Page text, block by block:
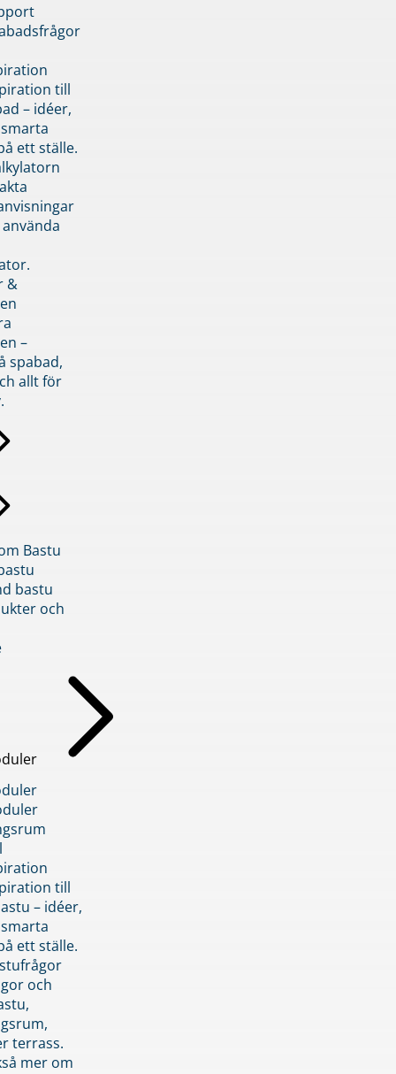
till
– idéer,
ett ställe.
&
–
spabad,
allt för
Bastu
bastu
och
till
– idéer,
ett ställe.
och
terrass.
mer om